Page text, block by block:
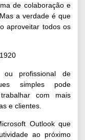
de colaboração e
a verdade é que
aproveitar todos os
ou profissional de
simples pode
com mais
e clientes.
Outlook que
ao próximo